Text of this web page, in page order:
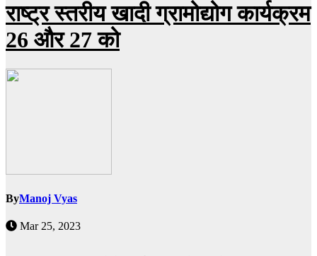
राष्ट्र स्तरीय खादी ग्रामोद्योग कार्यक्रम
26 और 27 को
ByManoj Vyas
Mar 25, 2023